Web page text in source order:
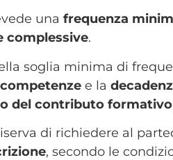
una frequenza
complessive.
soglia minima di
e la
del contributo formativo
di richiedere al
, secondo le